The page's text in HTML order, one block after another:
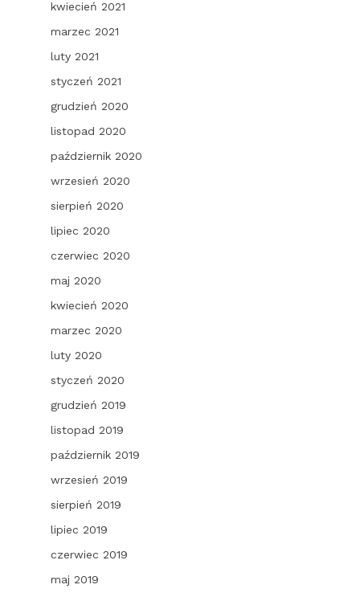
kwiecień 2021
marzec 2021
luty 2021
styczeń 2021
grudzień 2020
listopad 2020
październik 2020
wrzesień 2020
sierpień 2020
lipiec 2020
czerwiec 2020
maj 2020
kwiecień 2020
marzec 2020
luty 2020
styczeń 2020
grudzień 2019
listopad 2019
październik 2019
wrzesień 2019
sierpień 2019
lipiec 2019
czerwiec 2019
maj 2019